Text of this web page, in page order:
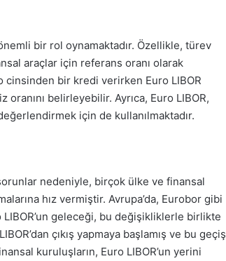
bir rol oynamaktadır. Özellikle, türev
araçlar için referans oranı olarak
cinsinden bir kredi verirken Euro LIBOR
belirleyebilir. Ayrıca, Euro LIBOR,
için de kullanılmaktadır.
nedeniyle, birçok ülke ve finansal
hız vermiştir. Avrupa’da, Eurobor gibi
geleceği, bu değişikliklerle birlikte
çıkış yapmaya başlamış ve bu geçiş
kuruluşların, Euro LIBOR’un yerini